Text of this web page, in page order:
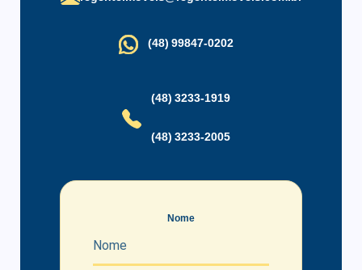
(48) 99847-0202
(48) 3233-1919
(48) 3233-2005
Nome